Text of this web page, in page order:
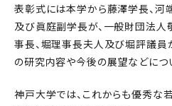
表彰式には本学から藤澤学長、河
及び眞庭副学長が、一般財団法人
事長、堀理事長夫人及び堀評議員
の研究内容や今後の展望などにつ
神戸大学では、これからも優秀な